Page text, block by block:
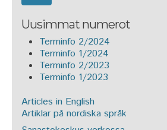
Uusimmat numerot
Terminfo 2/2024
Terminfo 1/2024
Terminfo 2/2023
Terminfo 1/2023
Articles in English
Artiklar på nordiska språk